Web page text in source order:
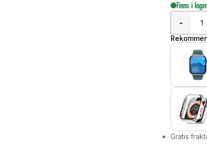
Finns i lager
-
Gratis